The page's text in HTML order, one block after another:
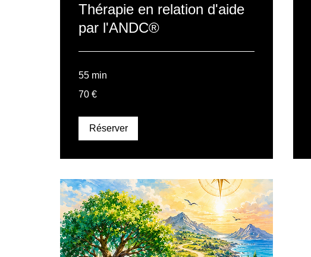
Thérapie en relation d'aide
par l'ANDC®
55 min
euros
70 €
Réserver